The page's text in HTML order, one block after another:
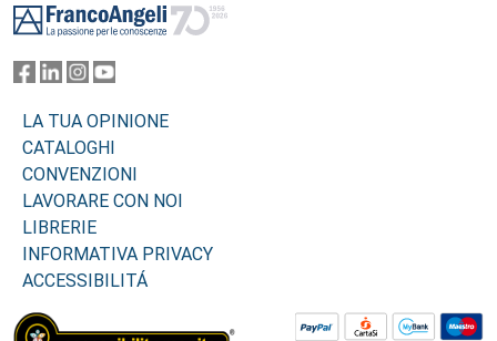
LA TUA OPINIONE
CATALOGHI
CONVENZIONI
LAVORARE CON NOI
LIBRERIE
INFORMATIVA PRIVACY
ACCESSIBILITÁ